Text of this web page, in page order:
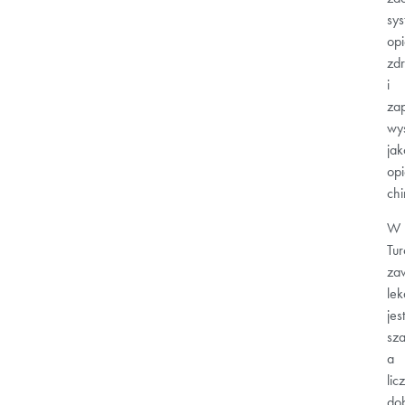
i
W
jest
a